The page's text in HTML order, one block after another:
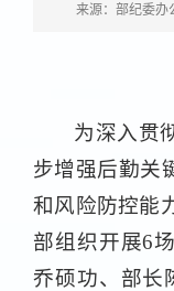
来源：部纪委办
为深入贯
步增强后勤关
和风险防控能
部组织开展6
乔硕功、部长